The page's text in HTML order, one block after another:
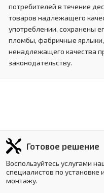
потребителей в течение
товаров надлежащего
употреблении, сохранены
пломбы, фабричные ярлыки,
ненадлежащего качества
законодательству.
Готовое решение
Воспользуйтесь услугами
специалистов по установке
монтажу.